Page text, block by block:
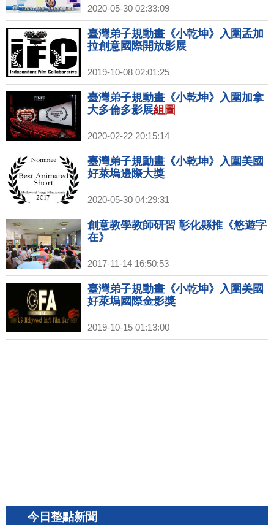
2020-05-30 02:33:09
臺灣弟子規動畫《小乾坤》入圍孟加
拉創意國際開放影展
2019-10-08 02:01:25
臺灣弟子規動畫《小乾坤》入圍加拿
大多倫多影展組圖
2020-02-22 20:15:14
臺灣弟子規動畫《小乾坤》入圍美國
好萊塢邊際大獎
2020-05-30 04:29:31
創意教學教師研習 彰化縣推《悠遊字
在》
2017-11-14 16:50:53
臺灣弟子規動畫《小乾坤》入圍美國
好萊塢國際金影獎
2019-10-15 01:13:00
今日整點新聞